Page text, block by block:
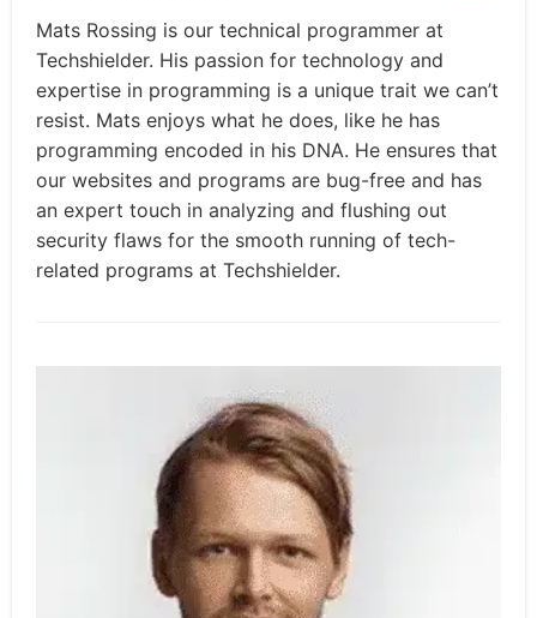
Mats Rossing is our technical programmer at
Techshielder. His passion for technology and
expertise in programming is a unique trait we can’t
resist. Mats enjoys what he does, like he has
programming encoded in his DNA. He ensures that
our websites and programs are bug-free and has
an expert touch in analyzing and flushing out
security flaws for the smooth running of tech-
related programs at Techshielder.